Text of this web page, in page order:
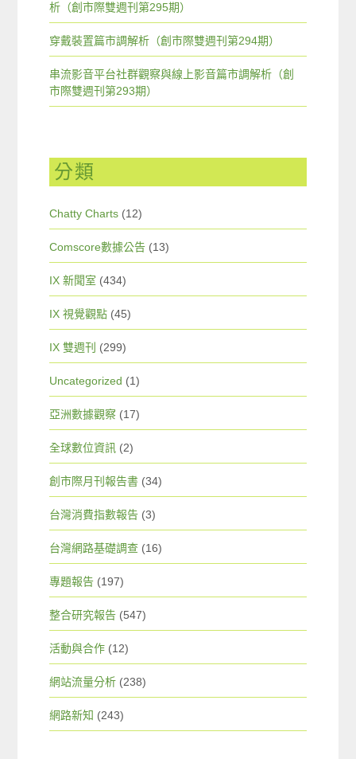
析（創市際雙週刊第295期）
穿戴裝置篇市調解析（創市際雙週刊第294期）
串流影音平台社群觀察與線上影音篇市調解析（創
市際雙週刊第293期）
分類
Chatty Charts (12)
Comscore數據公告 (13)
IX 新聞室 (434)
IX 視覺觀點 (45)
IX 雙週刊 (299)
Uncategorized (1)
亞洲數據觀察 (17)
全球數位資訊 (2)
創市際月刊報告書 (34)
台灣消費指數報告 (3)
台灣網路基礎調查 (16)
專題報告 (197)
整合研究報告 (547)
活動與合作 (12)
網站流量分析 (238)
網路新知 (243)